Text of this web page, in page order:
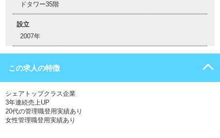
ドタワー35階
設立
2007年
この求人の特徴
シェアトップクラス企業
3年連続売上UP
20代の管理職登用実績あり
女性管理職登用実績あり